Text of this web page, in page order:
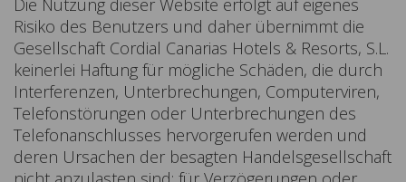
Die Nutzung dieser Website erfolgt auf eigenes
Risiko des Benutzers und daher übernimmt die
Gesellschaft Cordial Canarias Hotels & Resorts, S.L.
keinerlei Haftung für mögliche Schäden, die durch
Interferenzen, Unterbrechungen, Computerviren,
Telefonstörungen oder Unterbrechungen des
Telefonanschlusses hervorgerufen werden und
deren Ursachen der besagten Handelsgesellschaft